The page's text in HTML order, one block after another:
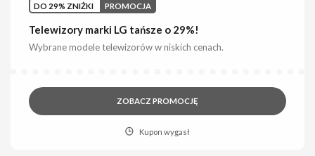
DO 29% ZNIŻKI PROMOCJA
Telewizory marki LG tańsze o 29%!
Wybrane modele telewizorów w niskich cenach.
ZOBACZ PROMOCJĘ
Kupon wygasł